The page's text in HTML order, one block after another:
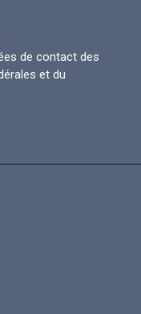
de contact des
et du